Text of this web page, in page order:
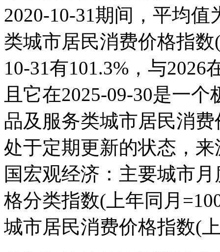
2020-10-31期间，平均
类城市居民消费价格指
10-31有101.3%，与
且它在2025-09-30是一
品及服务类城市居民消
处于定期更新的状态，
国宏观经济：主要城市
格分类指数(上年同月
城市居民消费价格指数(